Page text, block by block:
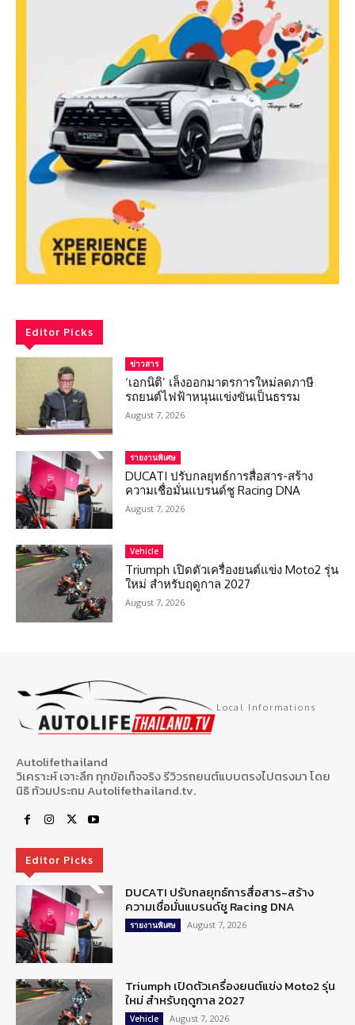
Editor Picks
ข่าวสาร
‘เอกนิติ’ เล็งออกมาตรการใหม่ลดภาษี
รถยนต์ไฟฟ้าหนุนแข่งขันเป็นธรรม
August 7, 2026
รายงานพิเศษ
DUCATI ปรับกลยุทธ์การสื่อสาร-สร้าง
ความเชื่อมั่นแบรนด์ชู Racing DNA
August 7, 2026
Vehicle
Triumph เปิดตัวเครื่องยนต์แข่ง Moto2 รุ่น
ใหม่ สำหรับฤดูกาล 2027
August 7, 2026
Local Informations
Autolifethailand
วิเคราะห์ เจาะลึก ทุกข้อเท็จจริง รีวิวรถยนต์แบบตรงไปตรงมา โดย
นิธิ ท้วมประถม Autolifethailand.tv.
Editor Picks
DUCATI ปรับกลยุทธ์การสื่อสาร-สร้าง
ความเชื่อมั่นแบรนด์ชู Racing DNA
รายงานพิเศษ August 7, 2026
Triumph เปิดตัวเครื่องยนต์แข่ง Moto2 รุ่น
ใหม่ สำหรับฤดูกาล 2027
Vehicle August 7, 2026